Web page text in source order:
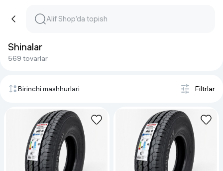
Shinalar
569 tovarlar
Birinchi mashhurlari Filtrlar